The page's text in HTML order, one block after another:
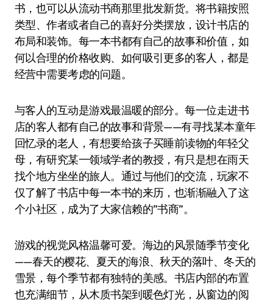
书，也可以从流动书商那里批发新货。将书籍按照
类型、作者或者自己的喜好分类摆放，设计书店的
布局和装饰。每一本书都有自己的故事和价值，如
何以合理的价格收购、如何吸引更多的客人，都是
经营中需要考虑的问题。
与客人的互动是游戏最温暖的部分。每一位走进书
店的客人都有自己的故事和背景——有寻找某本童年
回忆录的老人，有想要给孩子买睡前读物的年轻父
母，有研究某一领域学者的教授，有只是想在雨天
找个地方坐坐的旅人。通过与他们的交流，玩家不
仅了解了书店中每一本书的来历，也渐渐融入了这
个小社区，成为了大家信赖的”书商”。
游戏的视觉风格温馨可爱。海边的风景随季节变化
——春天的樱花、夏天的海浪、秋天的落叶、冬天的
雪景，每个季节都有独特的美感。书店内部的布置
也充满细节，从木质书架到暖色灯光，从窗边的阅